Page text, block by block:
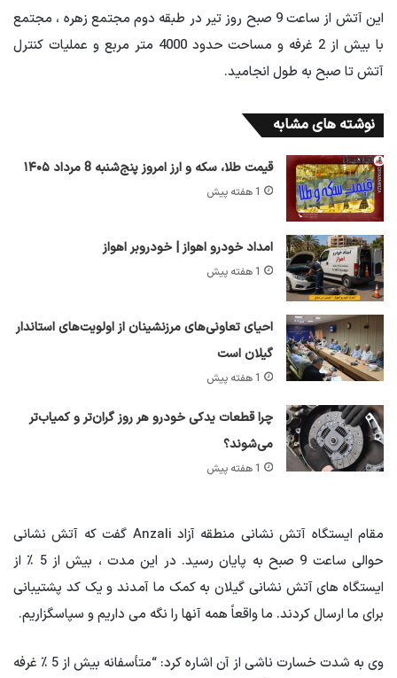
این آتش از ساعت 9 صبح روز تیر در طبقه دوم مجتمع زهره ، مجتمع
با بیش از 2 غرفه و مساحت حدود 4000 متر مربع و عملیات کنترل
آتش تا صبح به طول انجامید.
نوشته های مشابه
قیمت طلا، سکه و ارز امروز پنج‌شنبه 8 مرداد ۱۴۰۵
1 هفته پیش
امداد خودرو اهواز | خودروبر اهواز
1 هفته پیش
احیای تعاونی‌های مرزنشینان از اولویت‌های استاندار
گیلان است
1 هفته پیش
چرا قطعات یدکی خودرو هر روز گران‌تر و کمیاب‌تر
می‌شوند؟
1 هفته پیش
مقام ایستگاه آتش نشانی منطقه آزاد Anzali گفت که آتش نشانی
حوالی ساعت 9 صبح به پایان رسید. در این مدت ، بیش از 5 ٪ از
ایستگاه های آتش نشانی گیلان به کمک ما آمدند و یک کد پشتیبانی
برای ما ارسال کردند. ما واقعاً همه آنها را نگه می داریم و سپاسگزاریم.
وی به شدت خسارت ناشی از آن اشاره کرد: “متأسفانه بیش از 5 ٪ غرفه